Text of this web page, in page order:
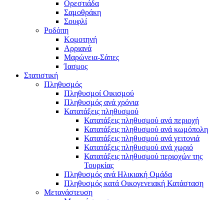
Ορεστιάδα
Σαμοθράκη
Σουφλί
Ροδόπη
Κομοτηνή
Αρριανά
Μαρώνεια-Σάπες
Ίασμος
Στατιστική
Πληθυσμός
Πληθυσμοί Οικισμού
Πληθυσμός ανά χρόνια
Κατατάξεις πληθυσμού
Κατατάξεις πληθυσμού ανά περιοχή
Κατατάξεις πληθυσμού ανά κωμόπολη
Κατατάξεις πληθυσμού ανά γειτονιά
Κατατάξεις πληθυσμού ανά χωριό
Κατατάξεις πληθυσμού περιοχών της
Τουρκίας
Πληθυσμός ανά Ηλικιακή Ομάδα
Πληθυσμός κατά Οικογενειακή Κατάσταση
Μετανάστευση